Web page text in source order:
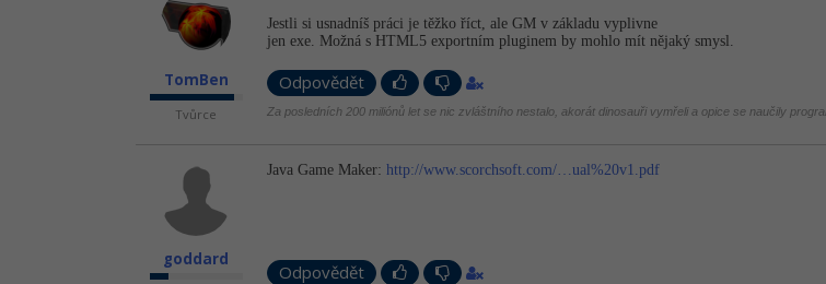
TomBen
Tvůrce
Jestli si usnadníš práci je těžko říct, ale GM v základu vyplivne
jen exe. Možná s HTML5 exportním pluginem by mohlo mít nějaký smysl.
Odpovědět
Za posledních 200 miliónů let se nic zvláštního nestalo, akorát dinosauři vymřeli a opice se naučily
goddard
Java Game Maker: http://www.scorchsoft.com/…ual%20v1.pdf
Odpovědět